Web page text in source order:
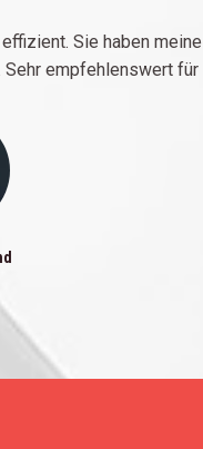
Sie haben
Sehr empfehlenswert